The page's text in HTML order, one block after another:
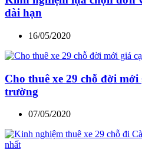
dài hạn
16/05/2020
Cho thuê xe 29 chỗ đời
trường
07/05/2020